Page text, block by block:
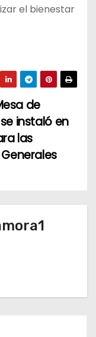
el bienestar
de
instaló en
las